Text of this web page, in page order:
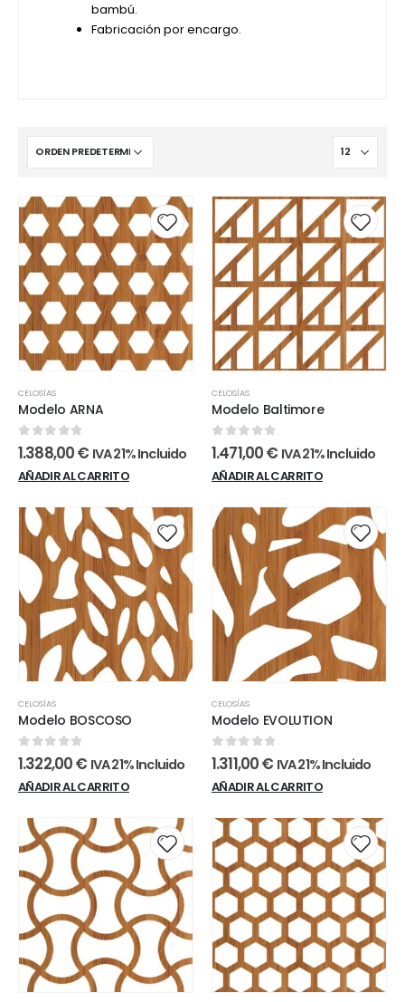
bambú.
Fabricación por encargo.
CELOSÍAS
Modelo ARNA
0out of 5
1.388,00€ IVA 21% Incluido
AÑADIR AL CARRITO
CELOSÍAS
Modelo Baltimore
0 out of 5
1.471,00€ IVA 21% Incluido
AÑADIR AL CARRITO
CELOSÍAS
Modelo BOSCOSO
0out of 5
1.322,00€ IVA 21% Incluido
AÑADIR AL CARRITO
CELOSÍAS
Modelo EVOLUTION
0out of 5
1.311,00€ IVA 21% Incluido
AÑADIR AL CARRITO